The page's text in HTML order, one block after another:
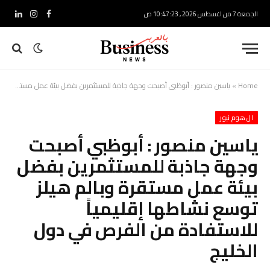
الجمعة 7 من اغسطس 2026 , 10:47:24 ص فيسبوكالانستغرام
Home
»ياسين منصور : أبوظبي أصبحت وجهة جاذبة للمستثمرين بفضل بيئة عمل مستقرة وبالم هيلز توسع نشاطها إقليمياً للاستفادة من الفرص في دول الخليج
ال هوم نيوز
ياسين منصور : أبوظبي أصبحت
وجهة جاذبة للمستثمرين بفضل
بيئة عمل مستقرة وبالم هيلز
توسع نشاطها إقليمياً
للاستفادة من الفرص في دول
الخليج